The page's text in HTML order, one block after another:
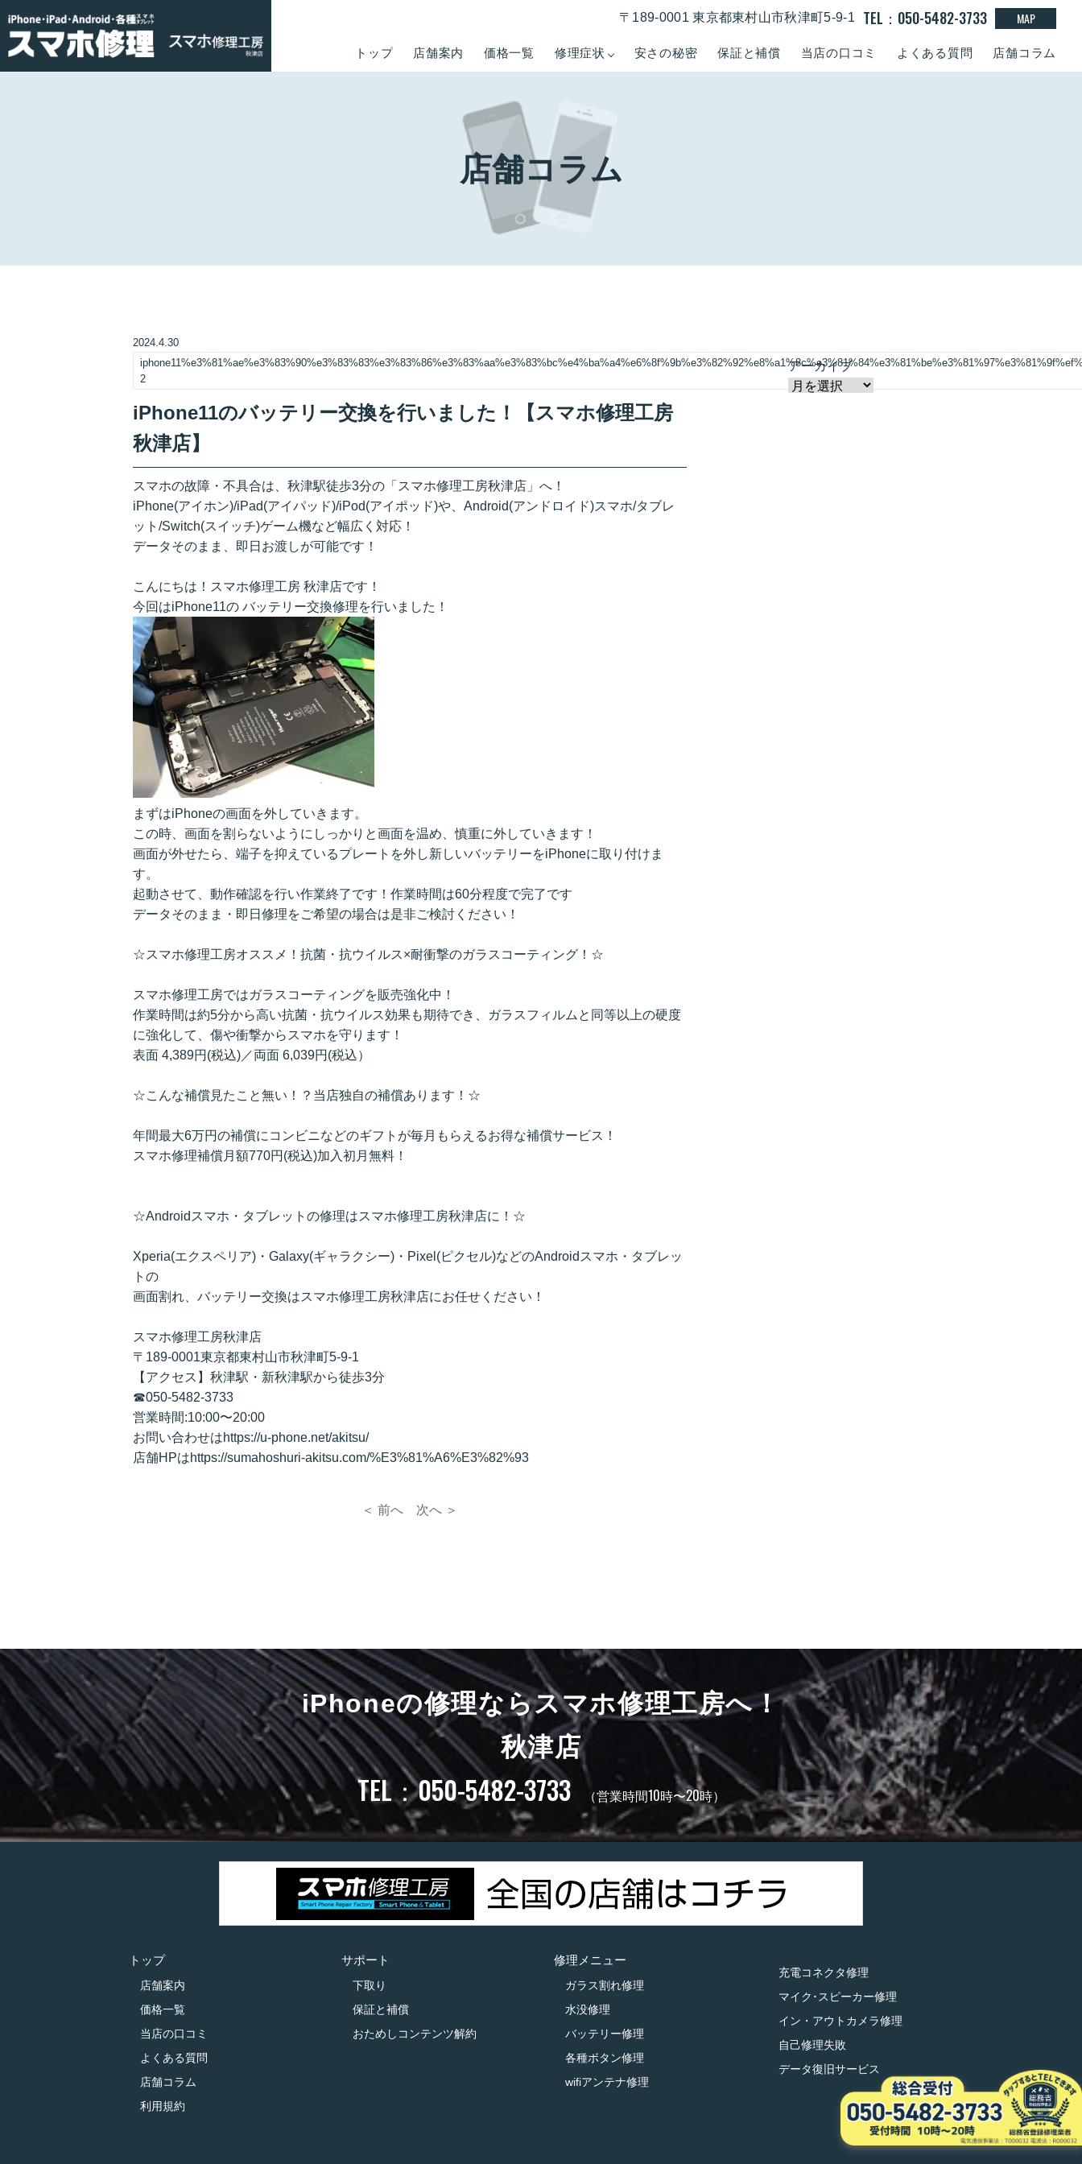
トップ 店舗案内 価格一覧 修理症状 安さの秘密 保証と補償 当店の口コミ よくある質問 店舗コラム
〒189-0001 東京都東村山市秋津町5-9-1 TEL：050-5482-3733 MAP
店舗コラム
2024.4.30
2
iPhone11のバッテリー交換を行いました！【スマホ修理工房
秋津店】
スマホの故障・不具合は、秋津駅徒歩3分の「スマホ修理工房秋津店」へ！
iPhone(アイホン)/iPad(アイパッド)/iPod(アイポッド)や、Android(アンドロイド)スマホ/タブレ
ット/Switch(スイッチ)ゲーム機など幅広く対応！
データそのまま、即日お渡しが可能です！
こんにちは！スマホ修理工房 秋津店です！
今回はiPhone11の バッテリー交換修理を行いました！
まずはiPhoneの画面を外していきます。
この時、画面を割らないようにしっかりと画面を温め、慎重に外していきます！
画面が外せたら、端子を抑えているプレートを外し新しいバッテリーをiPhoneに取り付けま
す。
起動させて、動作確認を行い作業終了です！作業時間は60分程度で完了です
データそのまま・即日修理をご希望の場合は是非ご検討ください！
☆スマホ修理工房オススメ！抗菌・抗ウイルス×耐衝撃のガラスコーティング！☆
スマホ修理工房ではガラスコーティングを販売強化中！
作業時間は約5分から高い抗菌・抗ウイルス効果も期待でき、ガラスフィルムと同等以上の硬度
に強化して、傷や衝撃からスマホを守ります！
表面 4,389円(税込)／両面 6,039円(税込）
☆こんな補償見たこと無い！？当店独自の補償あります！☆
年間最大6万円の補償にコンビニなどのギフトが毎月もらえるお得な補償サービス！
スマホ修理補償月額770円(税込)加入初月無料！
☆Androidスマホ・タブレットの修理はスマホ修理工房秋津店に！☆
Xperia(エクスペリア)・Galaxy(ギャラクシー)・Pixel(ピクセル)などのAndroidスマホ・タブレッ
トの
画面割れ、バッテリー交換はスマホ修理工房秋津店にお任せください！
スマホ修理工房秋津店
〒189-0001東京都東村山市秋津町5-9-1
【アクセス】秋津駅・新秋津駅から徒歩3分
☎050-5482-3733
営業時間:10:00〜20:00
お問い合わせはhttps://u-phone.net/akitsu/
店舗HPはhttps://sumahoshuri-akitsu.com/%E3%81%A6%E3%82%93
＜ 前へ 次へ ＞
アーカイブ
iPhoneの修理ならスマホ修理工房へ！
秋津店
TEL：050-5482-3733 （営業時間10時〜20時）
トップ
店舗案内
価格一覧
当店の口コミ
よくある質問
店舗コラム
利用規約
サポート
下取り
保証と補償
おためしコンテンツ解約
修理メニュー
ガラス割れ修理
水没修理
バッテリー修理
各種ボタン修理
wifiアンテナ修理
充電コネクタ修理
マイク･スピーカー修理
イン・アウトカメラ修理
自己修理失敗
データ復旧サービス